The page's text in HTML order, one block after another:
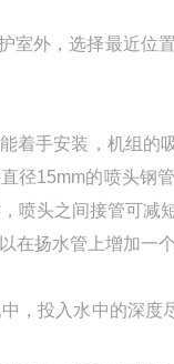
室外，选择最近
着手安装，机组的
径15mm的喷头钢
喷头之间接管可减
在扬水管上增加一
，投入水中的深